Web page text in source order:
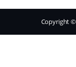
Copyright ©